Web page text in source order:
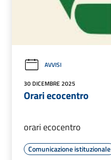
AVVISI
30 DICEMBRE 2025
Orari ecocentro
orari ecocentro
Comunicazione istituzionale